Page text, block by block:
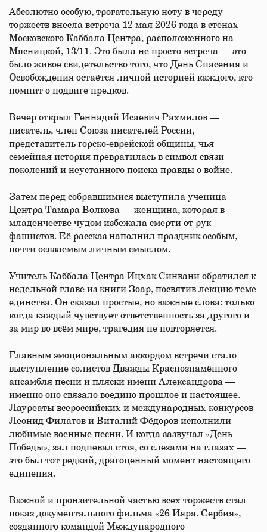
Абсолютно особую, трогательную ноту в череду
торжеств внесла встреча 12 мая 2026 года в стенах
Московского Каббала Центра, расположенного на
Мясницкой, 13/11. Это была не просто встреча — это
было живое свидетельство того, что День Спасения и
Освобождения остаётся личной историей каждого, кто
помнит о подвиге предков.
Вечер открыл Геннадий Исаевич Рахмилов —
писатель, член Союза писателей России,
представитель горско-еврейской общины, чья
семейная история превратилась в символ связи
поколений и неустанного поиска правды о войне.
Затем перед собравшимися выступила ученица
Центра Тамара Волкова — женщина, которая в
младенчестве чудом избежала смерти от рук
фашистов. Её рассказ наполнил праздник особым,
почти осязаемым личным смыслом.
Учитель Каббала Центра Ицхак Синвани обратился к
недельной главе из книги Зоар, посвятив лекцию теме
единства. Он сказал простые, но важные слова: только
когда каждый чувствует ответственность за другого и
за мир во всём мире, трагедия не повторяется.
Главным эмоциональным аккордом встречи стало
выступление солистов Дважды Краснознамённого
ансамбля песни и пляски имени Александрова —
именно оно связало воедино прошлое и настоящее.
Лауреаты всероссийских и международных конкурсов
Леонид Филатов и Виталий Фёдоров исполнили
любимые военные песни. И когда зазвучал «День
Победы», зал подпевал стоя, со слезами на глазах —
это был тот редкий, драгоценный момент настоящего
единения.
Важной и пронзительной частью всех торжеств стал
показ документального фильма «26 Ияра. Сербия»,
созданного командой Международного